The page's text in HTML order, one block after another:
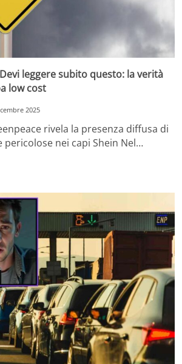
leggere subito questo: la verità
low cost
2025
rivela la presenza diffusa di
pericolose nei capi Shein Nel…